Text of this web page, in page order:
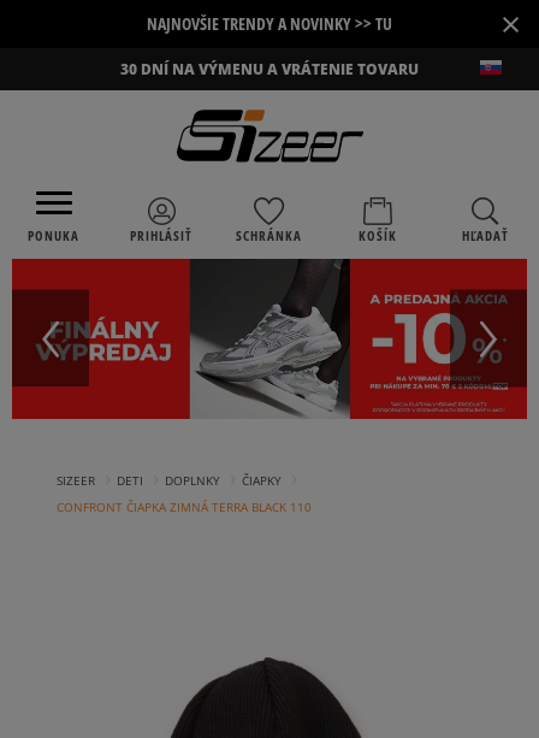
NAJNOVŠIE TRENDY A NOVINKY >> TU ×
30 DNÍ NA VÝMENU A VRÁTENIE TOVARU
PONUKA PRIHLÁSIŤ SCHRÁNKA KOŠÍK HĽADAŤ
SIZEER DETI DOPLNKY ČIAPKY
CONFRONT ČIAPKA ZIMNÁ TERRA BLACK 110